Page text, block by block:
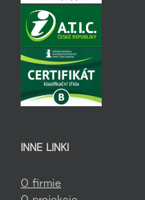
INNE LINKI
O firmie